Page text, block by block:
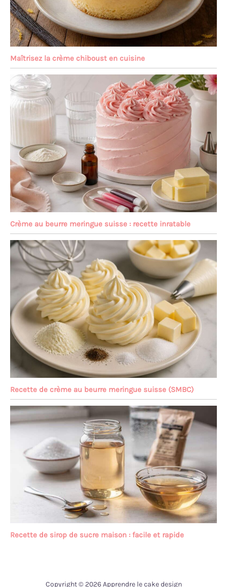
Maîtrisez la crème chiboust en cuisine
Crème au beurre meringue suisse : recette inratable
Recette de crème au beurre meringue suisse (SMBC)
Recette de sirop de sucre maison : facile et rapide
Copyright © 2026 Apprendre le cake design